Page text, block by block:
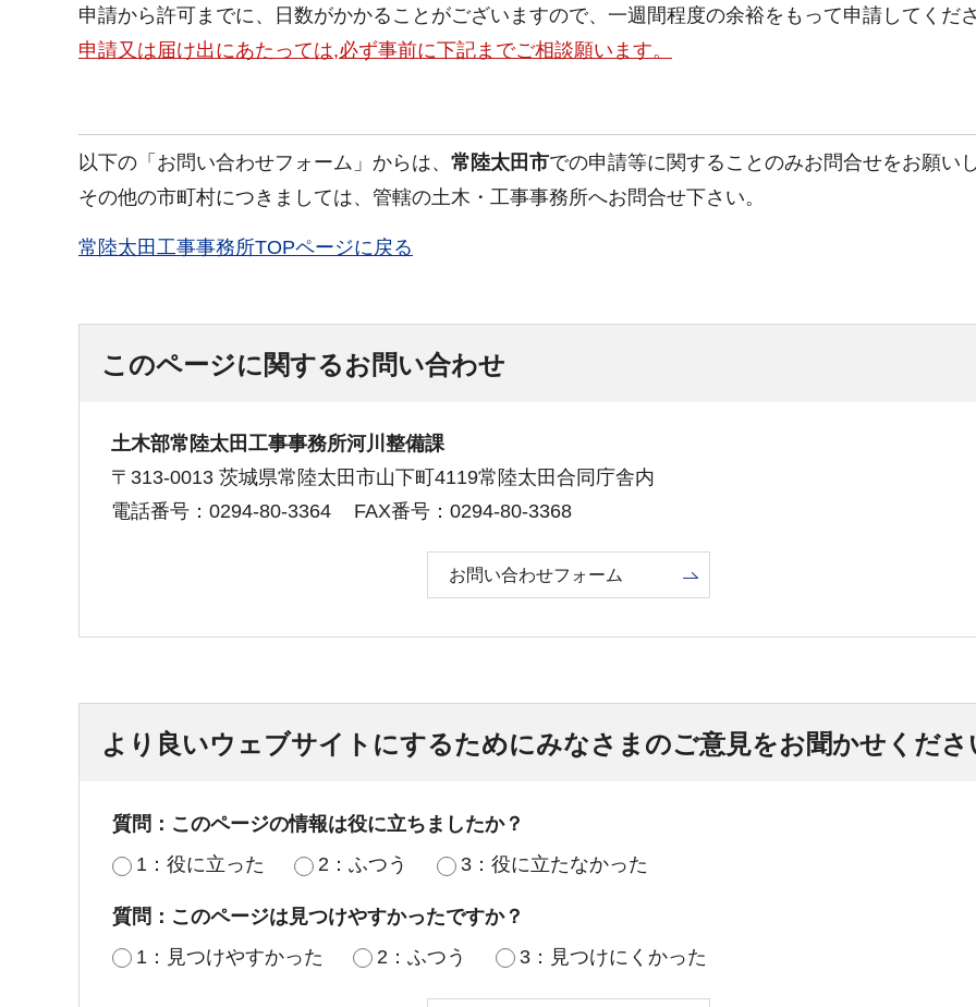
申請から許可までに、日数がかかることがございますので、一週間程度の余裕をもって申請してくだ
申請又は届け出にあたっては,必ず事前に下記までご相談願います。
以下の「お問い合わせフォーム」からは、 常陸太田市での申請等に関することのみお問合せをお願い
その他の市町村につきましては、管轄の土木・工事事務所へお問合せ下さい。
常陸太田工事事務所TOPページに戻る
このページに関するお問い合わせ
土木部常陸太田工事事務所河川整備課
〒313-0013 茨城県常陸太田市山下町4119常陸太田合同庁舎内
電話番号：0294-80-3364
FAX番号：0294-80-3368
お問い合わせフォーム
より良いウェブサイトにするためにみなさまのご意見をお聞かせくださ
質問：このページの情報は役に立ちましたか？
1：役に立った
2：ふつう 3：役に立たなかった
質問：このページは見つけやすかったですか？
1：見つけやすかった
2：ふつう 3：見つけにくかった